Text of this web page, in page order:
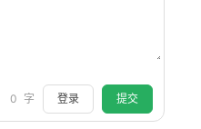
0 字 登录 提交